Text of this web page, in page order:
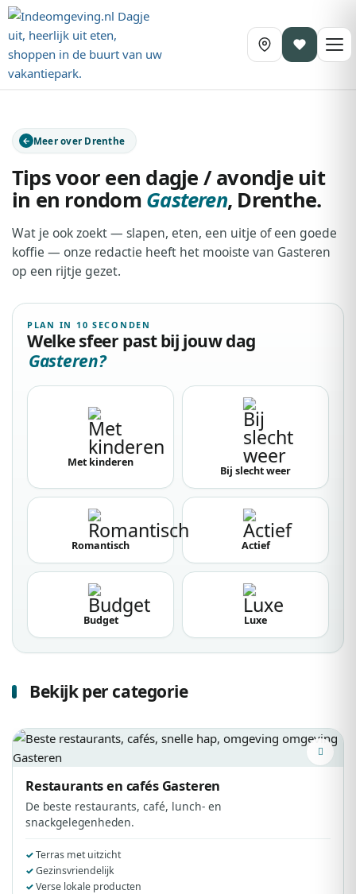
Meer over Drenthe
Tips voor een dagje / avondje uit
in en rondom Gasteren, Drenthe.
Wat je ook zoekt — slapen, eten, een uitje of een goede
koffie — onze redactie heeft het mooiste van Gasteren
op een rijtje gezet.
PLAN IN 10 SECONDEN
Welke sfeer past bij jouw dag
Gasteren?
Met kinderen
Bij slecht weer
Romantisch Actief
Budget Luxe
Bekijk per categorie
Restaurants en cafés Gasteren
De beste restaurants, café, lunch- en
snackgelegenheden.
Terras met uitzicht
Gezinsvriendelijk
Verse lokale producten